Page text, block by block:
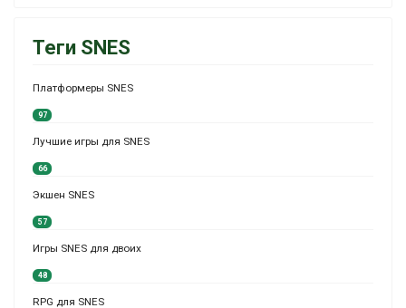
Теги SNES
Платформеры SNES
97
Лучшие игры для SNES
66
Экшен SNES
57
Игры SNES для двоих
48
RPG для SNES